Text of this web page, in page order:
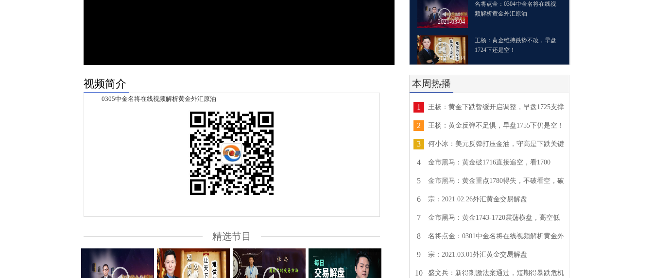
2021-03-04
名将点金：0304中金名将在线视
频解析黄金外汇原油
2021-03-04
王杨：黄金维持跌势不改，早盘
1724下还是空！
视频简介
0305中金名将在线视频解析黄金外汇原油
精选节目
本周热播
1 王杨：黄金下跌暂缓开启调整，早盘1725支撑
2 王杨：黄金反弹不足惧，早盘1755下仍是空！
3 何小冰：美元反弹打压金油，守高是下跌关键
4 金市黑马：黄金破1716直接追空，看1700
5 金市黑马：黄金重点1780得失，不破看空，破
6 宗：2021.02.26外汇黄金交易解盘
7 金市黑马：黄金1743-1720震荡横盘，高空低
8 名将点金：0301中金名将在线视频解析黄金外
9 宗：2021.03.01外汇黄金交易解盘
10 盛文兵：新得刺激法案通过，短期得暴跌危机